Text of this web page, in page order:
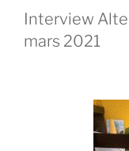
Interview
mars 2021